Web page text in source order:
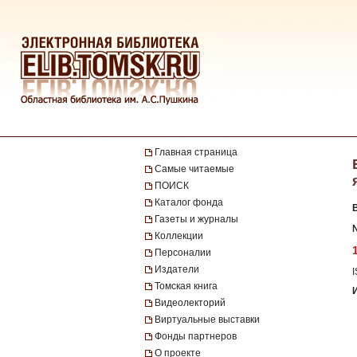
Главная страница
Самые читаемые
ПОИСК
Каталог фонда
Газеты и журналы
Коллекции
Персоналии
Издатели
Томская книга
Видеолекторий
Виртуальные выставки
Фонды партнеров
О проекте